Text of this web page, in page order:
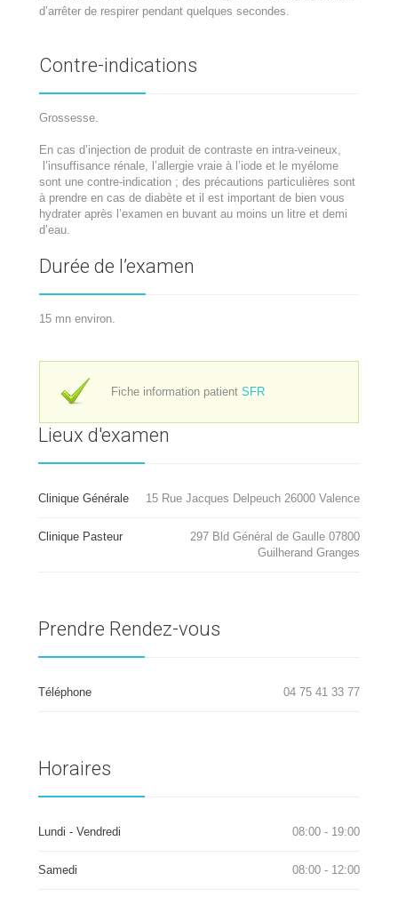
d’arrêter de respirer pendant quelques secondes.
Contre-indications
Grossesse.
En cas d’injection de produit de contraste en intra-veineux,
l’insuffisance rénale, l’allergie vraie à l’iode et le myélome
sont une contre-indication ; des précautions particulières sont
à prendre en cas de diabète et il est important de bien vous
hydrater après l’examen en buvant au moins un litre et demi
d’eau.
Durée de l’examen
15 mn environ.
Fiche information patient SFR
Lieux d'examen
Clinique Générale 15 Rue Jacques Delpeuch 26000 Valence
Clinique Pasteur
297 Bld Général de Gaulle 07800
Guilherand Granges
Prendre Rendez-vous
Téléphone 04 75 41 33 77
Horaires
Lundi - Vendredi 08:00 - 19:00
Samedi 08:00 - 12:00